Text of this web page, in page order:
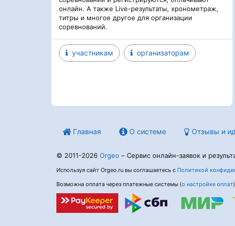
онлайн. А также Live-результаты, хронометраж,
титры и многое другое для организации
соревнований.
участникам организаторам
Главная О системе Отзывы и
© 2011-2026 Orgeo – Сервис онлайн-заявок и
Используя сайт Orgeo.ru вы соглашаетесь с Политикой
Возможна оплата через платежные системы (о настройке оплат